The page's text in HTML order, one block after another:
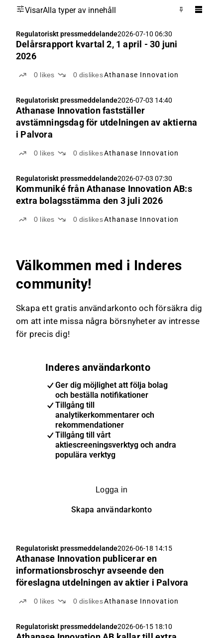
VisarAlla typer av innehåll
Regulatoriskt pressmeddelande2026-07-10 06:30
Delårsrapport kvartal 2, 1 april - 30 juni
2026
0 likes 0 dislikesAthanase Innovation
Regulatoriskt pressmeddelande2026-07-03 14:40
Athanase Innovation fastställer
avstämningsdag för utdelningen av aktierna
i Palvora
0 likes 0 dislikesAthanase Innovation
Regulatoriskt pressmeddelande2026-07-03 07:30
Kommuniké från Athanase Innovation AB:s
extra bolagsstämma den 3 juli 2026
0 likes 0 dislikesAthanase Innovation
Välkommen med i Inderes
community!
Skapa ett gratis användarkonto och försäkra dig
om att inte missa några börsnyheter av intresse
för precis dig!
Inderes användarkonto
Ger dig möjlighet att följa bolag
och beställa notifikationer
Tillgång till
analytikerkommentarer och
rekommendationer
Tillgång till vårt
aktiescreeningsverktyg och andra
populära verktyg
Logga in
Skapa användarkonto
Regulatoriskt pressmeddelande2026-06-18 14:15
Athanase Innovation publicerar en
informationsbroschyr avseende den
föreslagna utdelningen av aktier i Palvora
0 likes 0 dislikesAthanase Innovation
Regulatoriskt pressmeddelande2026-06-15 18:10